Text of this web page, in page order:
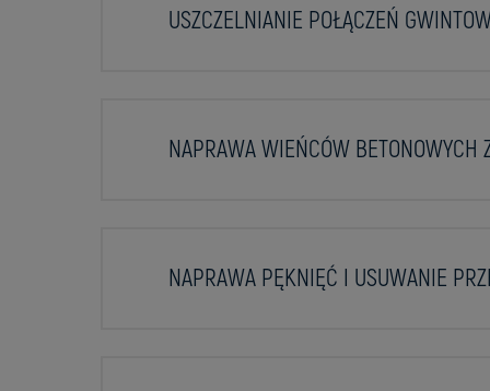
USZCZELNIANIE POŁĄCZEŃ
NAPRAWA WIEŃCÓW BETONOWYCH
NAPRAWA PĘKNIĘĆ I USUWANIE